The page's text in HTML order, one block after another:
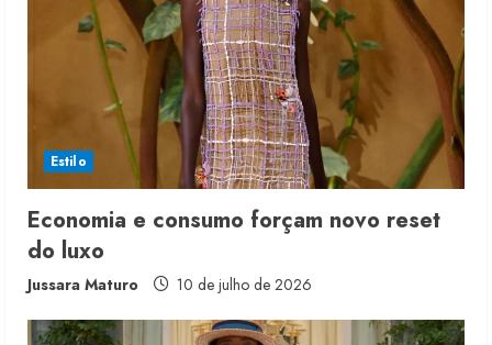
Estilo
Economia e consumo forçam novo reset
do luxo
Jussara Maturo 10 de julho de 2026